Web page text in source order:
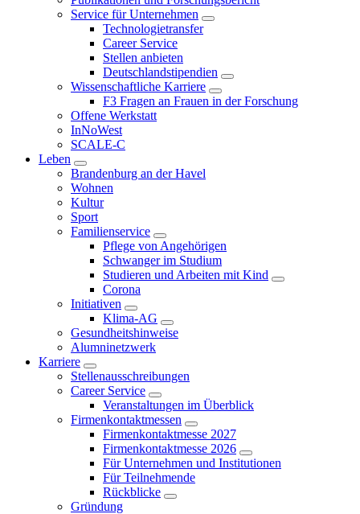
Service für Unternehmen
Technologietransfer
Career Service
Stellen anbieten
Deutschlandstipendien
Wissenschaftliche Karriere
F3 Fragen an Frauen in der Forschung
Offene Werkstatt
InNoWest
SCALE-C
Leben
Brandenburg an der Havel
Wohnen
Kultur
Sport
Familienservice
Pflege von Angehörigen
Schwanger im Studium
Studieren und Arbeiten mit Kind
Corona
Initiativen
Klima-AG
Gesundheitshinweise
Alumninetzwerk
Karriere
Stellenausschreibungen
Career Service
Veranstaltungen im Überblick
Firmenkontaktmessen
Firmenkontaktmesse 2027
Firmenkontaktmesse 2026
Für Unternehmen und Institutionen
Für Teilnehmende
Rückblicke
Gründung